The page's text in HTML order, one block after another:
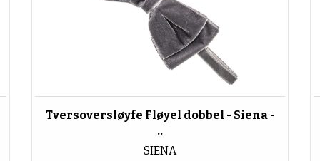
Tversoversløyfe Fløyel dobbel - Siena -
..
SIENA